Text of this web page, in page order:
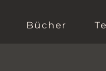
Bücher